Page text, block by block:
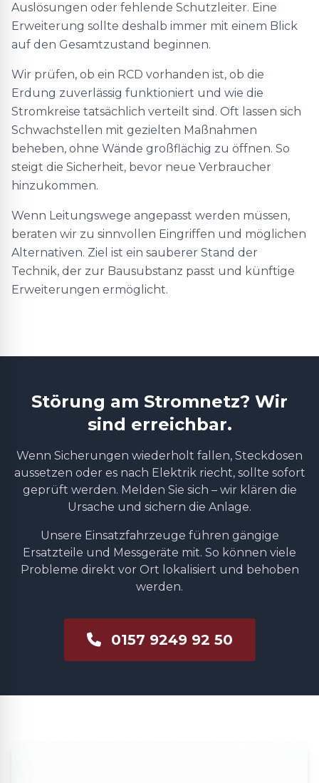
Auslösungen oder fehlende Schutzleiter. Eine
Erweiterung sollte deshalb immer mit einem Blick
auf den Gesamtzustand beginnen.
Wir prüfen, ob ein RCD vorhanden ist, ob die
Erdung zuverlässig funktioniert und wie die
Stromkreise tatsächlich verteilt sind. Oft lassen sich
Schwachstellen mit gezielten Maßnahmen
beheben, ohne Wände großflächig zu öffnen. So
steigt die Sicherheit, bevor neue Verbraucher
hinzukommen.
Wenn Leitungswege angepasst werden müssen,
beraten wir zu sinnvollen Eingriffen und möglichen
Alternativen. Ziel ist ein sauberer Stand der
Technik, der zur Bausubstanz passt und künftige
Erweiterungen ermöglicht.
Störung am Stromnetz? Wir
sind erreichbar.
Wenn Sicherungen wiederholt fallen, Steckdosen
aussetzen oder es nach Elektrik riecht, sollte sofort
geprüft werden. Melden Sie sich – wir klären die
Ursache und sichern die Anlage.
Unsere Einsatzfahrzeuge führen gängige
Ersatzteile und Messgeräte mit. So können viele
Probleme direkt vor Ort lokalisiert und behoben
werden.
0157 9249 92 50